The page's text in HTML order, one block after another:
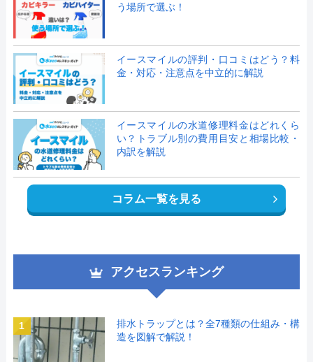
う場所で選ぶ！
イースマイルの評判・口コミはどう？料
金・対応・注意点を中立的に解説
イースマイルの水道修理料金はどれくら
い？トラブル別の費用目安と相場比較・
内訳を解説
コラム一覧を見る
アクセスランキング
1
排水トラップとは？全7種類の仕組み・構
造を図解で解説！